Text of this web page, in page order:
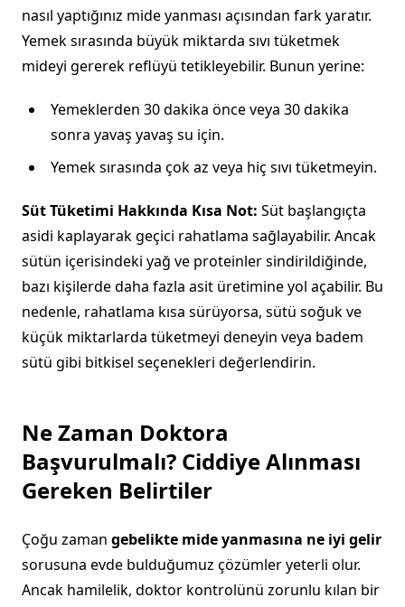
nasıl yaptığınız mide yanması açısından fark yaratır.
Yemek sırasında büyük miktarda sıvı tüketmek
mideyi gererek reflüyü tetikleyebilir. Bunun yerine:
Yemeklerden 30 dakika önce veya 30 dakika
sonra yavaş yavaş su için.
Yemek sırasında çok az veya hiç sıvı tüketmeyin.
Süt Tüketimi Hakkında Kısa Not: Süt başlangıçta
asidi kaplayarak geçici rahatlama sağlayabilir. Ancak
sütün içerisindeki yağ ve proteinler sindirildiğinde,
bazı kişilerde daha fazla asit üretimine yol açabilir. Bu
nedenle, rahatlama kısa sürüyorsa, sütü soğuk ve
küçük miktarlarda tüketmeyi deneyin veya badem
sütü gibi bitkisel seçenekleri değerlendirin.
Ne Zaman Doktora
Başvurulmalı? Ciddiye Alınması
Gereken Belirtiler
Çoğu zaman gebelikte mide yanmasına ne iyi gelir
sorusuna evde bulduğumuz çözümler yeterli olur.
Ancak hamilelik, doktor kontrolünü zorunlu kılan bir